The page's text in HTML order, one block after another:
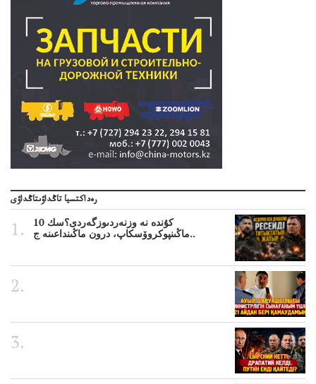
رەداكتسيا تاڭداۋىتاڭداۋى
10 كۇندە نە وزنەردىوزگەردى؟سك
ماڭىنپوكروۆسكاپ، درون ماڭىنداعىنە ج..